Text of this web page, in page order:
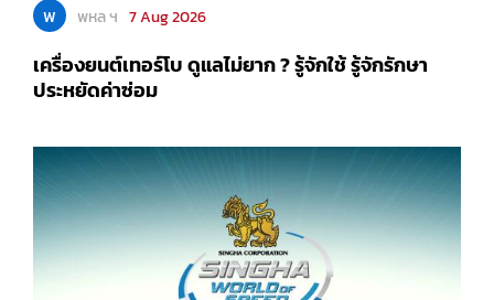
พ พหล ฯ 7 Aug 2026
เครื่องยนต์เทอร์โบ ดูแลไม่ยาก ? รู้จักใช้ รู้จักรักษา
ประหยัดค่าซ่อม